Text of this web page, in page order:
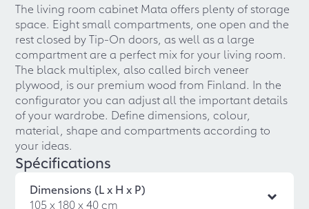
The living room cabinet Mata offers plenty of storage
space. Eight small compartments, one open and the
rest closed by Tip-On doors, as well as a large
compartment are a perfect mix for your living room.
The black multiplex, also called birch veneer
plywood, is our premium wood from Finland. In the
configurator you can adjust all the important details
of your wardrobe. Define dimensions, colour,
material, shape and compartments according to
your ideas.
Spécifications
Dimensions (L x H x P)
105 x 180 x 40 cm